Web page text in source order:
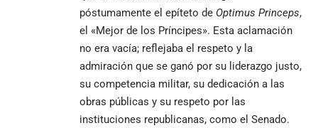
póstumamente el epíteto de Optimus Princeps,
el «Mejor de los Príncipes». Esta aclamación
no era vacía; reflejaba el respeto y la
admiración que se ganó por su liderazgo justo,
su competencia militar, su dedicación a las
obras públicas y su respeto por las
instituciones republicanas, como el Senado.